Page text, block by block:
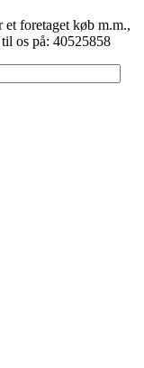
foretaget køb m.m.,
os på: 40525858